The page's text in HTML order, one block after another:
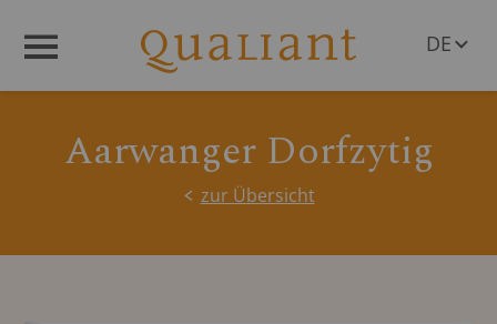
DE
Aarwanger Dorfzytig
zur Übersicht